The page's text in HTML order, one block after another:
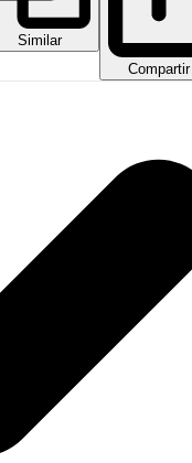
Similar
Compartir